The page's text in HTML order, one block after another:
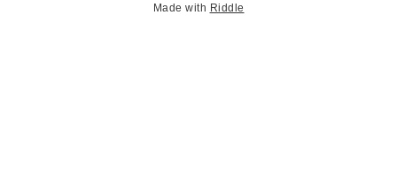
Made with Riddle